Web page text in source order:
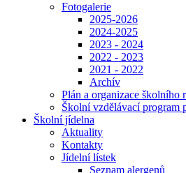
Fotogalerie
2025-2026
2024-2025
2023 - 2024
2022 - 2023
2021 - 2022
Archív
Plán a organizace školního
Školní vzdělávací program
Školní jídelna
Aktuality
Kontakty
Jídelní lístek
Seznam alergenů